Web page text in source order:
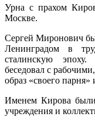
Урна с прахом
Москве.
Сергей Миронович
Ленинградом в
сталинскую
беседовал с
образ «своего
Именем Кирова
учреждения и